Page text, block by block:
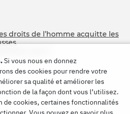
droits de l’homme acquitte les
Si vous nous en donnez
des cookies pour rendre votre
sa qualité et améliorer les
de la façon dont vous l’utilisez.
de cookies, certaines fonctionnalités